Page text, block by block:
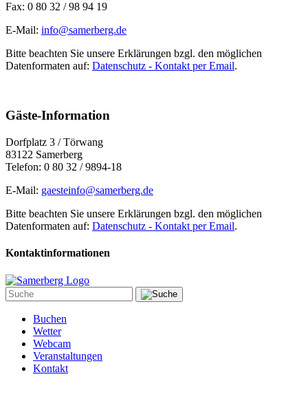
Fax: 0 80 32 / 98 94 19
E-Mail: info@samerberg.de
Bitte beachten Sie unsere Erklärungen bzgl. den möglichen
Datenformaten auf: Datenschutz - Kontakt per Email.
Gäste-Information
Dorfplatz 3 / Törwang
83122 Samerberg
Telefon: 0 80 32 / 9894-18
E-Mail: gaesteinfo@samerberg.de
Bitte beachten Sie unsere Erklärungen bzgl. den möglichen
Datenformaten auf: Datenschutz - Kontakt per Email.
Kontaktinformationen
Buchen
Wetter
Webcam
Veranstaltungen
Kontakt